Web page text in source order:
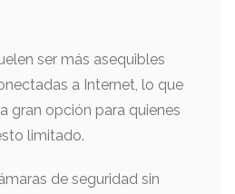
ser más asequibles
a Internet, lo que
gran opción para quienes
limitado.
de seguridad sin